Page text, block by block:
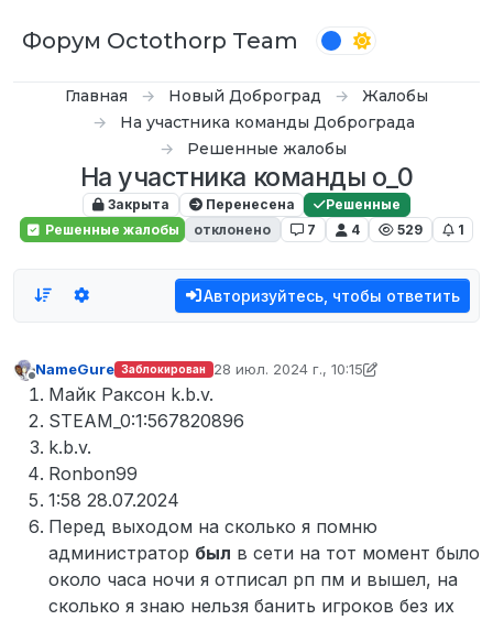
Форум Octothorp Team
Главная Новый Доброград
Жалобы
На участника команды Доброграда
Решенные жалобы
На участника команды о_0
Закрыта Перенесена
Решенные
Решенные жалобы
отклонено 7 4 529 1
Авторизуйтесь, чтобы ответить
Не в сети
NameGure Заблокирован 28 июл. 2024 г., 10:15
отредактировано Tekoy
Майк Раксон k.b.v.
STEAM_0:1:567820896
k.b.v.
Ronbon99
1:58 28.07.2024
Перед выходом на сколько я помню
администратор был в сети на тот момент было
около часа ночи я отписал рп пм и вышел, на
сколько я знаю нельзя банить игроков без их